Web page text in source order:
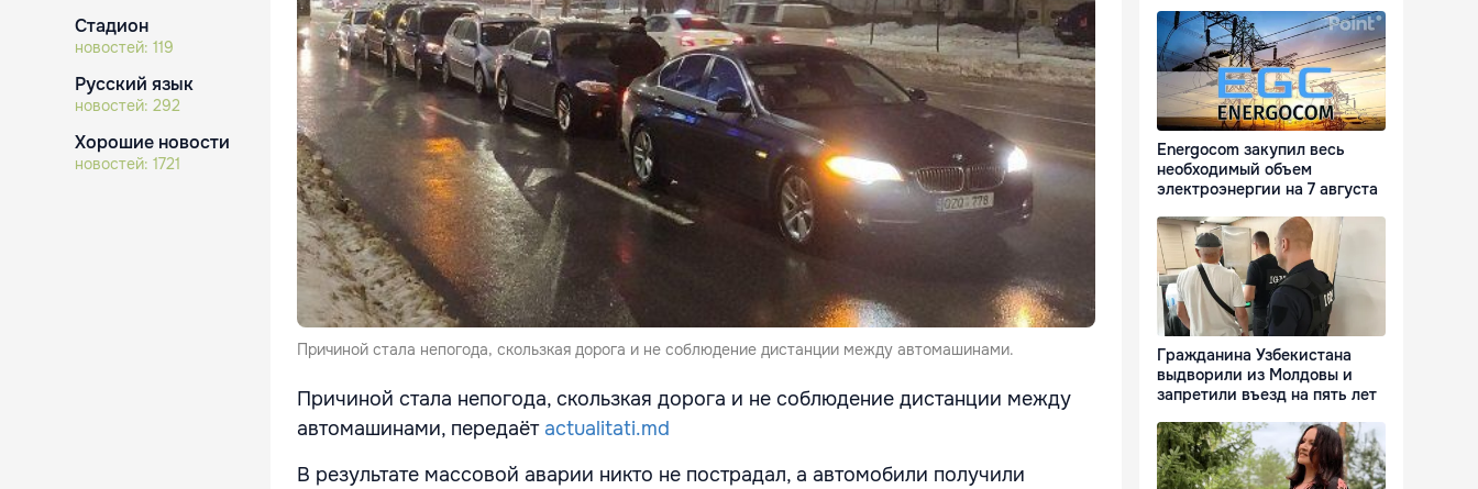
Стадион
новостей: 119
Русский язык
новостей: 292
Хорошие новости
новостей: 1721
Причиной стала непогода, скользкая дорога и не соблюдение дистанции между автомашинами.
Причиной стала непогода, скользкая дорога и не соблюдение дистанции между
автомашинами, передаёт actualitati.md
В результате массовой аварии никто не пострадал, а автомобили получили
Energocom закупил весь
необходимый объем
электроэнергии на 7 августа
Гражданина Узбекистана
выдворили из Молдовы и
запретили въезд на пять лет